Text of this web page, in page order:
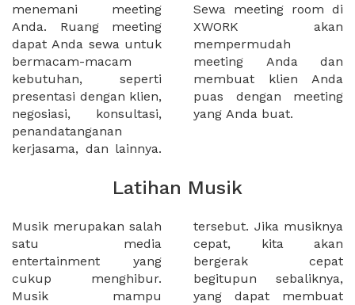
menemani meeting
Anda. Ruang meeting
dapat Anda sewa untuk
bermacam-macam
kebutuhan, seperti
presentasi dengan klien,
negosiasi, konsultasi,
penandatanganan
kerjasama, dan lainnya.
Sewa meeting room di
XWORK akan
mempermudah
meeting Anda dan
membuat klien Anda
puas dengan meeting
yang Anda buat.
Latihan Musik
Musik merupakan salah
satu media
entertainment yang
cukup menghibur.
Musik mampu
tersebut. Jika musiknya
cepat, kita akan
bergerak cepat
begitupun sebaliknya,
yang dapat membuat